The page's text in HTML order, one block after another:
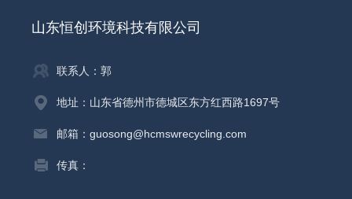
山东恒创环境科技有限公司
联系人：郭
地址：山东省德州市德城区东方红西路1697号
邮箱：guosong@hcmswrecycling.com
传真：